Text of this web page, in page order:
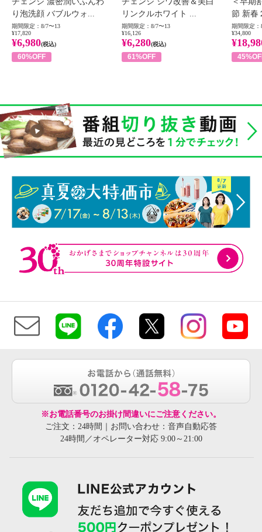
り泡洗顔 バブルウォ...
期間限定：8/7〜13
¥17,820
¥6,980(税込)
60%OFF
リンクルホワイト ...
期間限定：8/7〜13
¥16,126
¥6,280(税込)
61%OFF
節 新春
期間限定：
¥34,800
※お電話番号のお掛け間違いにご注意ください。
ご注文：24時間｜お問い合わせ：音声自動応答
24時間／オペレーター対応 9:00～21:00